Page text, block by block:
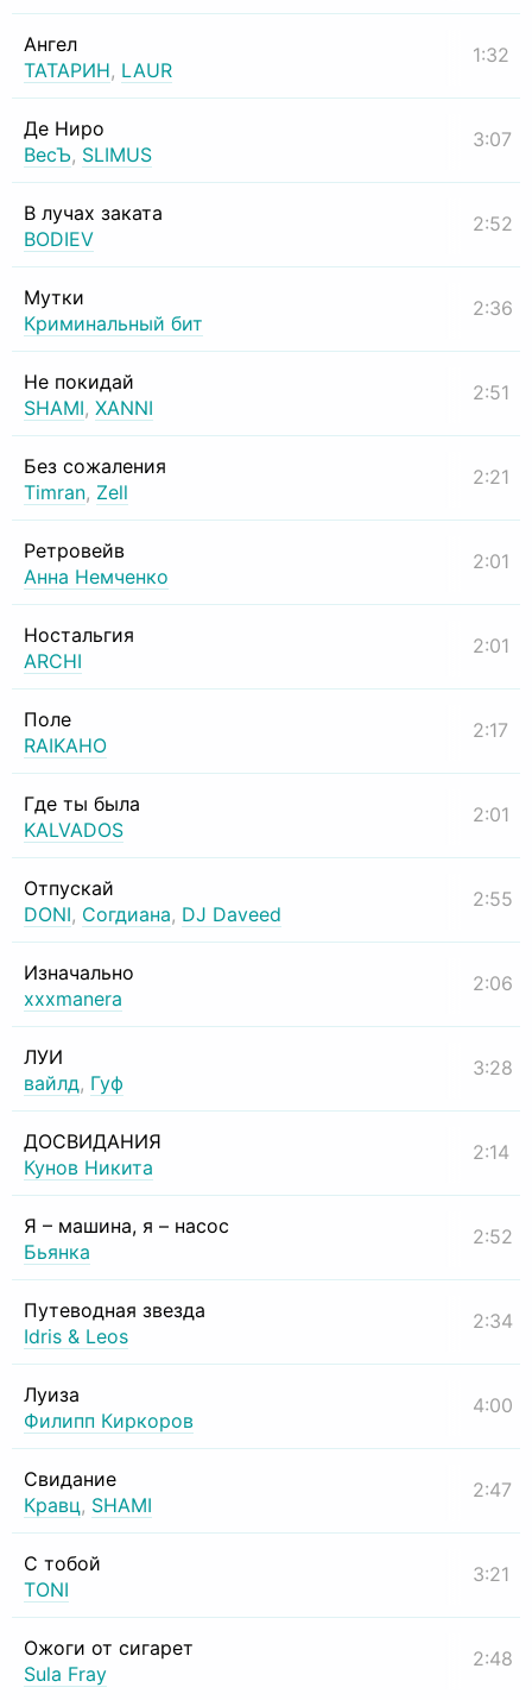
Ангел
ТАТАРИН, LAUR
1:32
Де Ниро
ВесЪ, SLIMUS
3:07
В лучах заката
BODIEV
2:52
Мутки
Криминальный бит
2:36
Не покидай
SHAMI, XANNI
2:51
Без сожаления
Timran, Zell
2:21
Ретровейв
Анна Немченко
2:01
Ностальгия
ARCHI
2:01
Поле
RAIKAHO
2:17
Где ты была
KALVADOS
2:01
Отпускай
DONI, Согдиана, DJ Daveed
2:55
Изначально
xxxmanera
2:06
ЛУИ
вайлд, Гуф
3:28
ДОСВИДАНИЯ
Кунов Никита
2:14
Я – машина, я – насос
Бьянка
2:52
Путеводная звезда
Idris & Leos
2:34
Луиза
Филипп Киркоров
4:00
Свидание
Кравц, SHAMI
2:47
С тобой
TONI
3:21
Ожоги от сигарет
Sula Fray
2:48